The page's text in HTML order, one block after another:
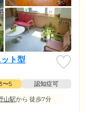
ト型
〜5
認知症可
山駅から 徒歩7分